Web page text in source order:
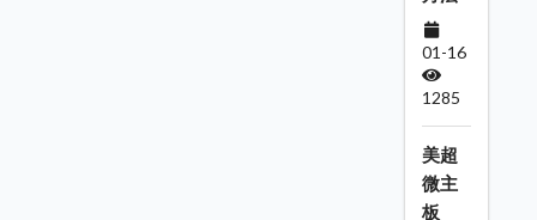
01-16
1285
美超
微主
板